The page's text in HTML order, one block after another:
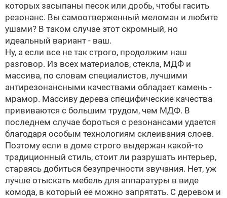
которых засыпаны песок или дробь, чтобы гасить
резонанс. Вы самоотверженный меломан и любите
ушами? В таком случае этот скромный, но
идеальный вариант - ваш.
Ну, а если все не так строго, продолжим наш
разговор. Из всех материалов, стекла, МДФ и
массива, по словам специалистов, лучшими
антирезонансными качествами обладает камень -
мрамор. Массиву дерева специфические качества
прививаются с большим трудом, чем МДФ. В
последнем случае бороться с резонансами удается
благодаря особым технологиям склеивания слоев.
Поэтому если в доме строго выдержан какой-то
традиционный стиль, стоит ли разрушать интерьер,
стараясь добиться безупречности звучания. Нет, уж
лучше отыскать мебель для аппаратуры в виде
комода, в который ее можно запрятать. С деревом и